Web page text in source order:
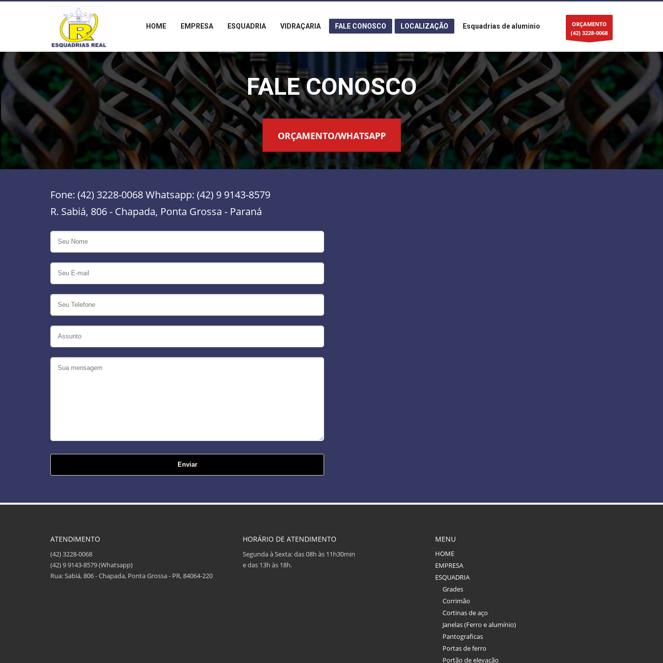
HOME EMPRESA ESQUADRIA VIDRAÇARIA FALE CONOSCO LOCALIZAÇÃO Esquadrias de aluminio
ORÇAMENTO
(42) 3228-0068
FALE CONOSCO
ORÇAMENTO/WHATSAPP
Fone: (42) 3228-0068 Whatsapp: (42) 9 9143-8579
R. Sabiá, 806 - Chapada, Ponta Grossa - Paraná
ATENDIMENTO
(42) 3228-0068
(42) 9 9143-8579 (Whatsapp)
Rua: Sabiá, 806 - Chapada, Ponta Grossa - PR, 84064-220
HORÁRIO DE ATENDIMENTO
Segunda à Sexta: das 08h às 11h30min
e das 13h às 18h.
MENU
HOME
EMPRESA
ESQUADRIA
Grades
Corrimão
Cortinas de aço
Janelas (Ferro e alumínio)
Pantograficas
Portas de ferro
Portão de elevação